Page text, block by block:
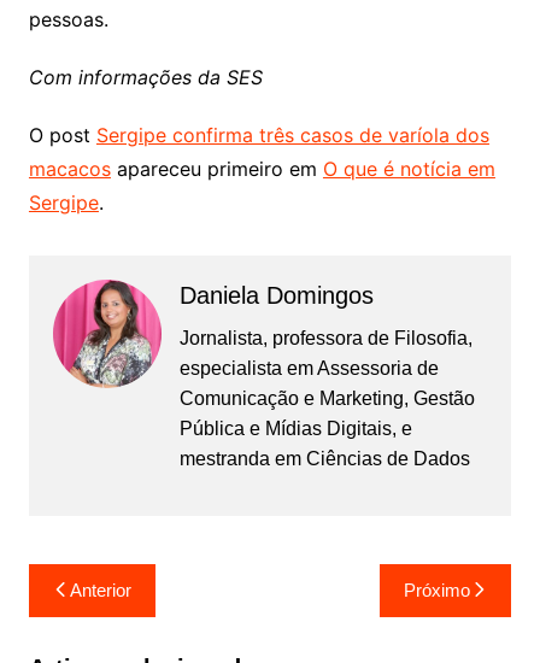
pessoas.
Com informações da SES
O post Sergipe confirma três casos de varíola dos
macacosapareceu primeiro em O que é notícia em
Sergipe.
Daniela Domingos
Jornalista, professora de Filosofia,
especialista em Assessoria de
Comunicação e Marketing, Gestão
Pública e Mídias Digitais, e
mestranda em Ciências de Dados
Navegação
de
Anterior Próximo